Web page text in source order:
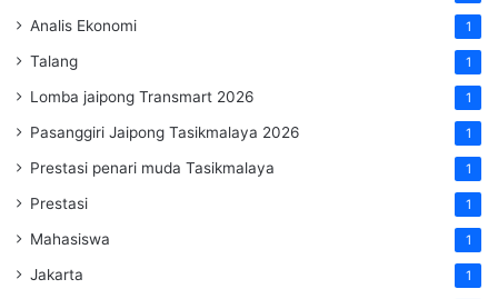
Analis Ekonomi 1
Talang 1
Lomba jaipong Transmart 2026 1
Pasanggiri Jaipong Tasikmalaya 2026 1
Prestasi penari muda Tasikmalaya 1
Prestasi 1
Mahasiswa 1
Jakarta 1